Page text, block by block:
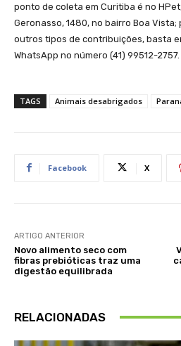
ponto de coleta em Curitiba é no
Geronasso, 1480, no bairro Boa
outros tipos de contribuições, basta
WhatsApp no número (41) 99512-2757.
TAGS Animais desabrigados
Facebook X
ARTIGO ANTERIOR
Novo alimento seco com
fibras prebióticas traz uma
digestão equilibrada
RELACIONADAS